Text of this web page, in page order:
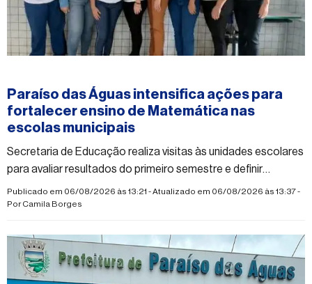
Paraíso das Águas intensifica ações para
fortalecer ensino de Matemática nas
escolas municipais
Secretaria de Educação realiza visitas às unidades escolares
para avaliar resultados do primeiro semestre e definir
estratégias pedagógicas para melhorar a aprendizagem
Publicado em 06/08/2026 às 13:21 - Atualizado em 06/08/2026 às 13:37 -
PorCamila Borges